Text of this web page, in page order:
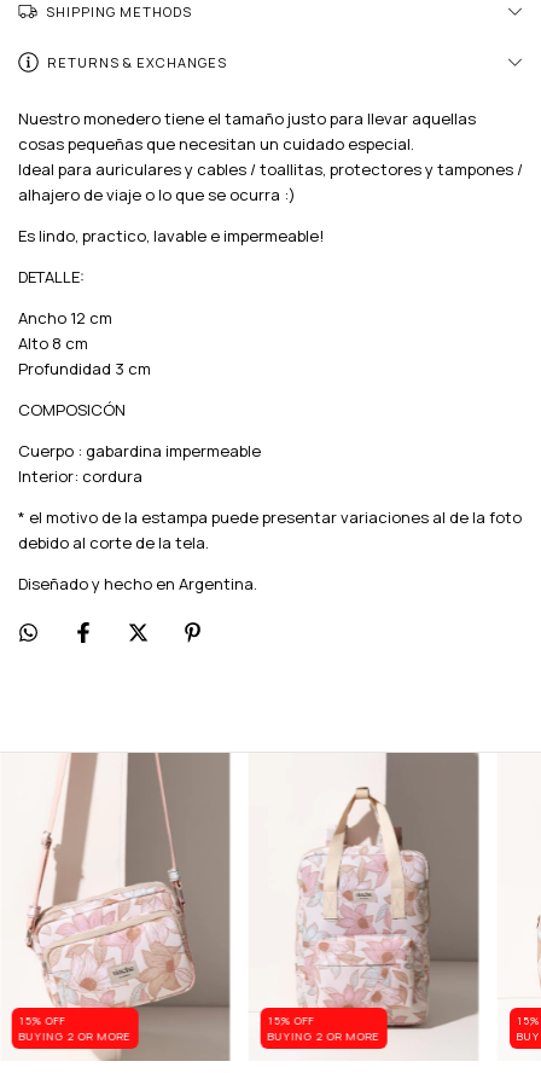
SHIPPING METHODS
RETURNS & EXCHANGES
Nuestro monedero tiene el tamaño justo para llevar aquellas
cosas pequeñas que necesitan un cuidado especial.
Ideal para auriculares y cables / toallitas, protectores y tampones /
alhajero de viaje o lo que se ocurra :)
Es lindo, practico, lavable e impermeable!
DETALLE:
Ancho 12 cm
Alto 8 cm
Profundidad 3 cm
COMPOSICÓN
Cuerpo : gabardina impermeable
Interior: cordura
* el motivo de la estampa puede presentar variaciones al de la foto
debido al corte de la tela.
Diseñado y hecho en Argentina.
15% OFF
BUYING 2 OR MORE
15% OFF
BUYING 2 OR MORE